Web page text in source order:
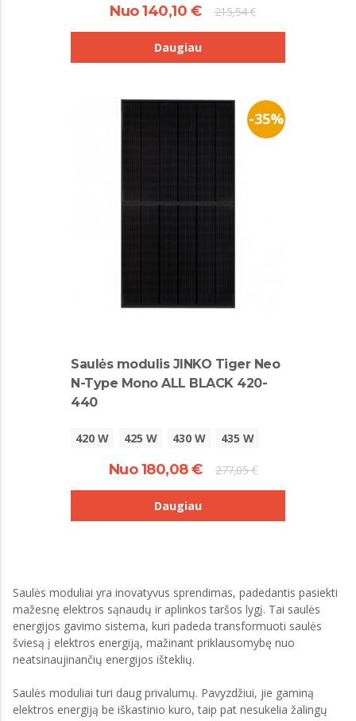
Nuo 140,10 € 215,54 €
Daugiau
-35%
Saulės modulis JINKO Tiger Neo
N-Type Mono ALL BLACK 420-
440
420 W 425 W 430 W 435 W
Nuo 180,08 € 277,05 €
Daugiau
Saulės moduliai yra inovatyvus sprendimas, padedantis pasiekti
mažesnę elektros sąnaudų ir aplinkos taršos lygį. Tai saulės
energijos gavimo sistema, kuri padeda transformuoti saulės
šviesą į elektros energiją, mažinant priklausomybę nuo
neatsinaujinančių energijos išteklių.
Saulės moduliai turi daug privalumų. Pavyzdžiui, jie gaminą
elektros energiją be iškastinio kuro, taip pat nesukelia žalingų